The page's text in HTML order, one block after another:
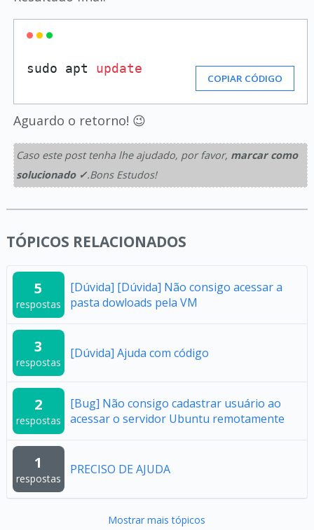
sudo apt update
COPIAR CÓDIGO
Aguardo o retorno! 😉
Caso este post tenha lhe ajudado, por favor, marcar como
solucionado ✓.Bons Estudos!
TÓPICOS RELACIONADOS
5
respostas
[Dúvida] [Dúvida] Não consigo acessar a
pasta dowloads pela VM
3
respostas
[Dúvida] Ajuda com código
2
respostas
[Bug] Não consigo cadastrar usuário ao
acessar o servidor Ubuntu remotamente
1
respostas
PRECISO DE AJUDA
Mostrar mais tópicos